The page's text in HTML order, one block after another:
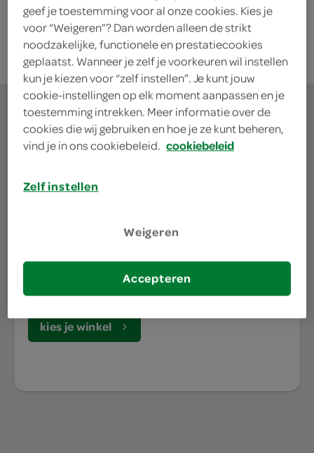
3.39 kies je SPAR
boodschappen?
Je bestelt de boodschappen bij de lokale SPAR in
boodschappen doet.
kies je winkel
geef je toestemming voor al onze cookies. Kies je
voor “Weigeren”? Dan worden alleen de strikt
noodzakelijke, functionele en prestatiecookies
geplaatst. Wanneer je zelf je voorkeuren wil instellen
kun je kiezen voor “zelf instellen”. Je kunt jouw
cookie-instellingen op elk moment aanpassen en je
toestemming intrekken. Meer informatie over de
cookies die wij gebruiken en hoe je ze kunt beheren,
vind je in ons cookiebeleid. cookiebeleid
Zelf instellen
Weigeren
Accepteren